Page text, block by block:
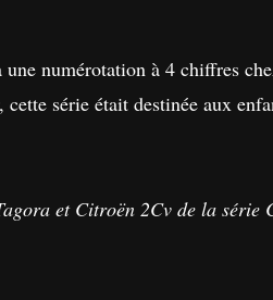
une numérotation à 4 chiffres
cette série était destinée aux
et Citroën 2Cv de la série